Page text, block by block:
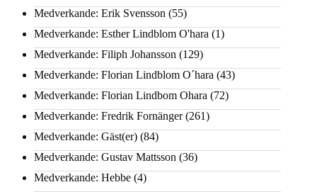
Medverkande: Erik Svensson (55)
Medverkande: Esther Lindblom O'hara (1)
Medverkande: Filiph Johansson (129)
Medverkande: Florian Lindblom O´hara (43)
Medverkande: Florian Lindbom Ohara (72)
Medverkande: Fredrik Fornänger(261)
Medverkande: Gäst(er) (84)
Medverkande: Gustav Mattsson (36)
Medverkande: Hebbe (4)